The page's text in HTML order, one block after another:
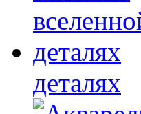
деталях